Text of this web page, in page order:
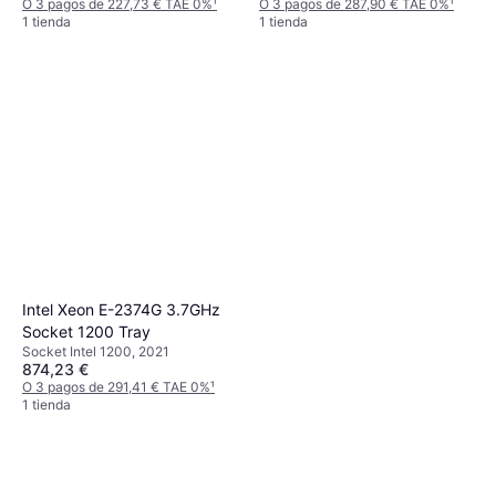
O 3 pagos de 227,73 € TAE 0%¹
1 tienda
O 3 pagos de 287,90 € TAE 0%¹
1 tienda
Intel Xeon E-2374G 3.7GHz
Socket 1200 Tray
Socket Intel 1200, 2021
874,23 €
O 3 pagos de 291,41 € TAE 0%¹
1 tienda